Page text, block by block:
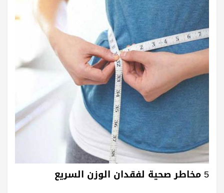
5 مخاطر صحية لفقدان الوزن السريع